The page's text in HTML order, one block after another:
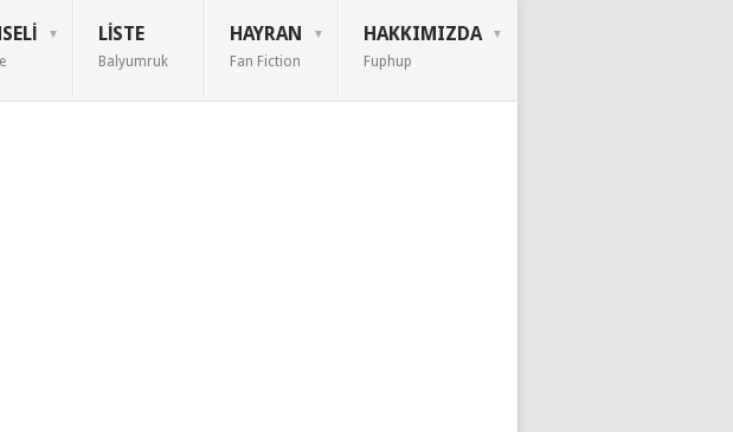
LISTE
Balyumruk
HAYRAN
Fan Fiction
HAKKIMIZDA
Fuphup